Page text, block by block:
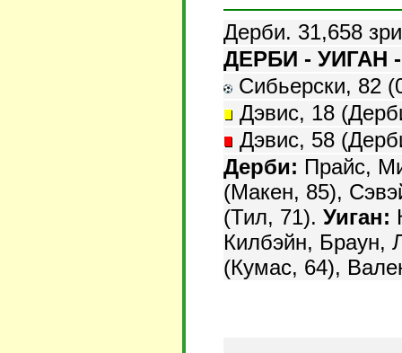
Дерби. 31,658
ДЕРБИ - УИГАН -
Сибьерски, 82
Дэвис, 18
Дэвис, 58
Дерби: Прайс,
(Макен, 85),
(Тил, 71). Уиган:
Килбэйн, Браун,
(Кумас, 64),